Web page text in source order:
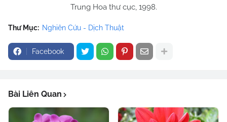
Trung Hoa thư cục, 1998.
Thư Mục: Nghiên Cứu - Dịch Thuật
Facebook
Bài Liên Quan